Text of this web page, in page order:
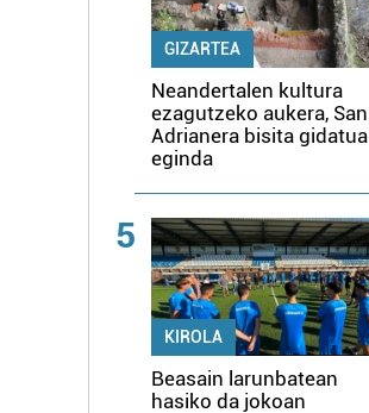
GIZARTEA
Neandertalen kultura
ezagutzeko aukera, San
Adrianera bisita gidatua
eginda
5
KIROLA
Beasain larunbatean
hasiko da jokoan